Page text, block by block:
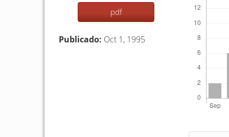
pdf
Publicado: Oct 1, 1995